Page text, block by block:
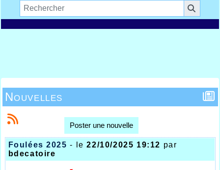
Nouvelles
Poster une nouvelle
Foulées 2025 - le22/10/2025 19:12 par
bdecatoire